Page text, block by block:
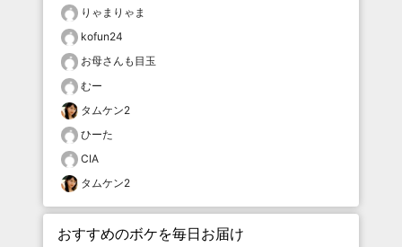
りゃまりゃま
kofun24
お母さんも目玉
むー
タムケン2
ひーた
CIA
タムケン2
おすすめのボケを毎日お届け